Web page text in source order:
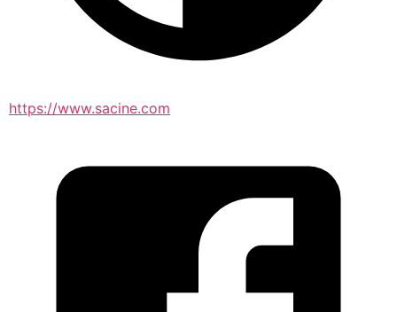
https://www.sacine.com